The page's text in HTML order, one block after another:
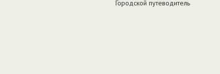
Городской путеводитель